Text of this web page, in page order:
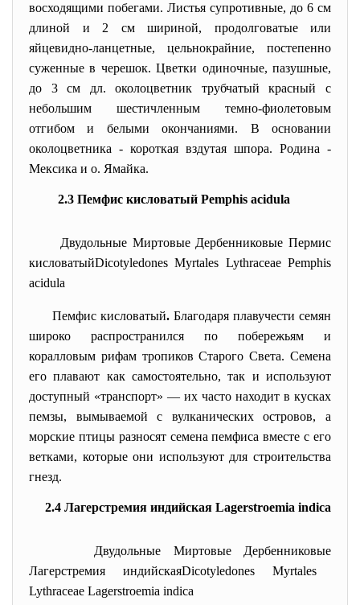
восходящими побегами. Листья супротивные, до 6 см
длиной и 2 см шириной, продолговатые или
яйцевидно-ланцетные, цельнокрайние, постепенно
суженные в черешок. Цветки одиночные, пазушные,
до 3 см дл. околоцветник трубчатый красный с
небольшим шестичленным темно-фиолетовым
отгибом и белыми окончаниями. В основании
околоцветника - короткая вздутая шпора. Родина -
Мексика и о. Ямайка.
2.3 Пемфис кисловатый Pemphis acidula
Двудольные Миртовые Дербенниковые Пермис
кисловатыйDicotyledones Myrtales LythraceaePemphis
acidula
Пемфис кисловатый. Благодаря плавучести семян
широко распространился по побережьям и
коралловым рифам тропиков Старого Света. Семена
его плавают как самостоятельно, так и используют
доступный «транспорт» — их часто находит в кусках
пемзы, вымываемой с вулканических островов, а
морские птицы разносят семена пемфиса вместе с его
ветками, которые они используют для строительства
гнезд.
2.4 Лагерстремия индийская Lagerstroemia indica
Двудольные Миртовые
Дербенниковые
Лагерстремия индийскаяDicotyledones
Myrtales
Lythraceae Lagerstroemia indica